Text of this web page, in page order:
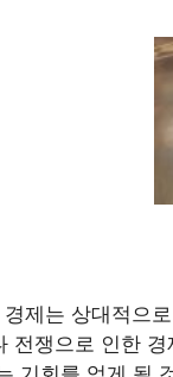
제는 상대적으
전쟁으로 인한